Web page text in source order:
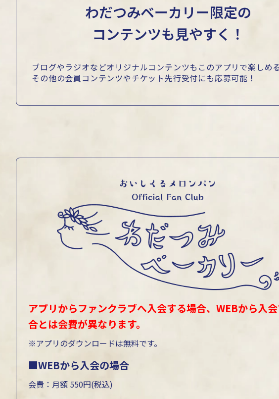
わだつみベーカリー限定の
コンテンツも見やすく！
ブログやラジオなどオリジナルコンテンツもこのアプリで楽しめ
その他の会員コンテンツやチケット先行受付にも応募可能！
アプリからファンクラブへ入会する場合、WEBから入
合とは会費が異なります。
※アプリのダウンロードは無料です。
■WEBから入会の場合
会費：月額 550円(税込)